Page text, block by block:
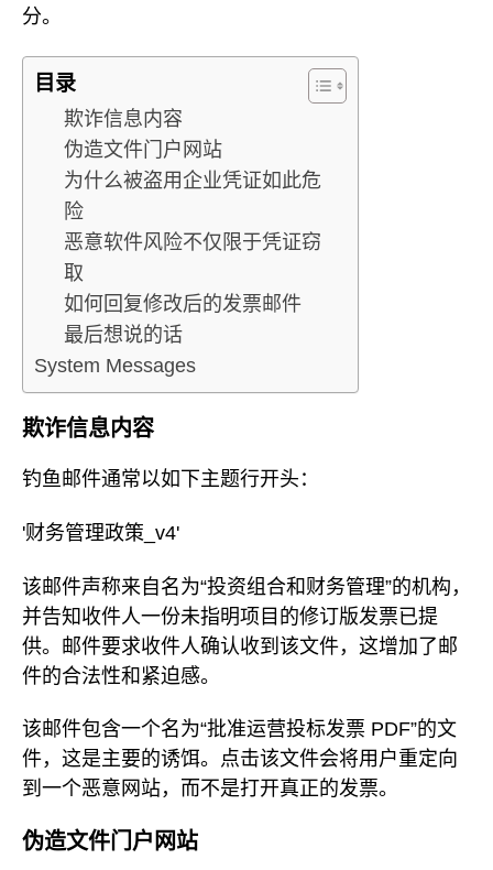
分。
目录
欺诈信息内容
伪造文件门户网站
为什么被盗用企业凭证如此危
险
恶意软件风险不仅限于凭证窃
取
如何回复修改后的发票邮件
最后想说的话
System Messages
欺诈信息内容
钓鱼邮件通常以如下主题行开头：
'财务管理政策_v4'
该邮件声称来自名为“投资组合和财务管理”的机构，
并告知收件人一份未指明项目的修订版发票已提
供。邮件要求收件人确认收到该文件，这增加了邮
件的合法性和紧迫感。
该邮件包含一个名为“批准运营投标发票 PDF”的文
件，这是主要的诱饵。点击该文件会将用户重定向
到一个恶意网站，而不是打开真正的发票。
伪造文件门户网站